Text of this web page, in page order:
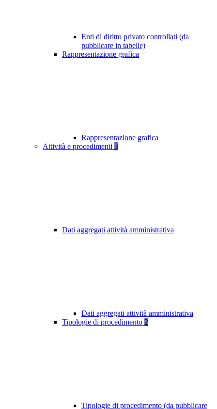
Enti di diritto privato controllati (da
pubblicare in tabelle)
Rappresentazione grafica
Rappresentazione grafica
Attività e procedimenti 3
Dati aggregati attività amministrativa
Dati aggregati attività amministrativa
Tipologie di procedimento 2
Tipologie di procedimento (da pubblicare